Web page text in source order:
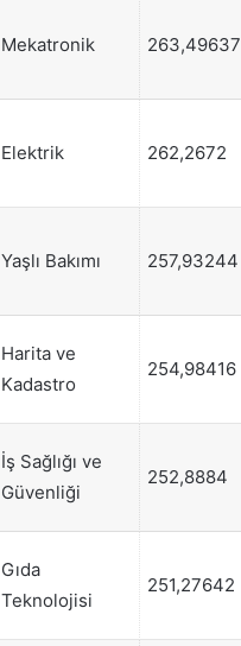
Mekatronik 263,49637
Elektrik 262,2672
Yaşlı Bakımı 257,93244
Harita ve
Kadastro
254,98416
İş Sağlığı ve
Güvenliği
252,8884
Gıda
Teknolojisi
251,27642